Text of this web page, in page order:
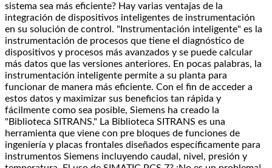
sistema sea más eficiente? Hay varias ventajas de la
integración de dispositivos inteligentes de instrumentación
en su solución de control. "Instrumentación inteligente" es la
instrumentación de procesos que tiene el diagnóstico de
dispositivos y procesos más avanzados y se puede calcular
más datos que las versiones anteriores. En pocas palabras, la
instrumentación inteligente permite a su planta para
funcionar de manera más eficiente. Con el fin de acceder a
estos datos y maximizar sus beneficios tan rápida y
fácilmente como sea posible, Siemens ha creado la
"Biblioteca SITRANS." La Biblioteca SITRANS es una
herramienta que viene con pre bloques de funciones de
ingeniería y placas frontales diseñados específicamente para
instrumentos Siemens incluyendo caudal, nivel, presión y